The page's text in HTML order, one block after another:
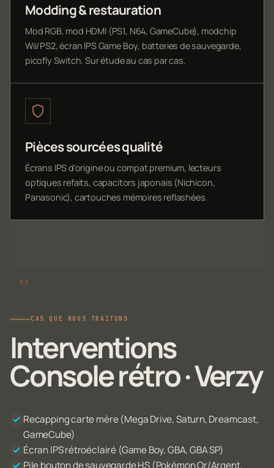
Modding & restauration
Mod RGB, mod HDMI (PS1, N64, GameCube), modchip
Wii/PS2, écran IPS Game Boy, batteries de sauvegarde,
picofly Switch. Sur étude au cas par cas.
Pièces sourcées qualité
Écrans IPS d'origine ou compat premium, lecteurs
optiques refaits, capacitors japonais (Nichicon,
Panasonic), cartouches mémoires reflashées.
CAS QUE NOUS TRAITONS
Interventions
Console rétro · Verzy
Recapping carte mère (Mega Drive, Saturn, Dreamcast,
GameCube)
Écran IPS rétroéclairé (Game Boy, GBA, GBA SP)